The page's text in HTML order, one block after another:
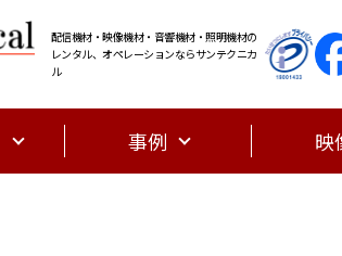
配信機材・映像機材・音響機材・照明機材の
レンタル、オペレーションならサンテクニカ
ル
事例 映